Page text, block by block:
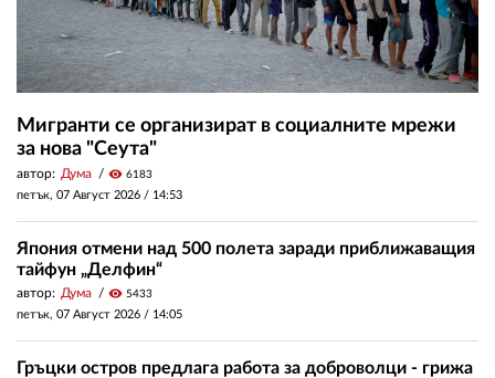
Мигранти се организират в социалните мрежи
за нова "Сеута"
автор: Дума visibility 6183
петък, 07 Август 2026 / 14:53
Япония отмени над 500 полета заради приближаващия
тайфун „Делфин“
автор: Дума visibility 5433
петък, 07 Август 2026 / 14:05
Гръцки остров предлага работа за доброволци - грижа